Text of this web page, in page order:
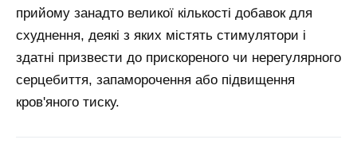
прийому занадто великої кількості добавок для
схуднення, деякі з яких містять стимулятори і
здатні призвести до прискореного чи нерегулярного
серцебиття, запаморочення або підвищення
кров'яного тиску.